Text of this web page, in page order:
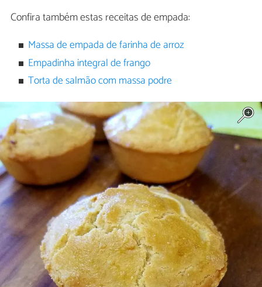
Confira também estas receitas de empada:
Massa de empada de farinha de arroz
Empadinha integral de frango
Torta de salmão com massa podre